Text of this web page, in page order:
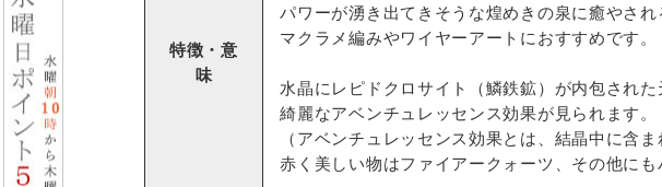
特徴・意
味
パワーが湧き出てきそうな煌めきの泉に癒やされ
マクラメ編みやワイヤーアートにおすすめです。
水晶にレピドクロサイト（鱗鉄鉱）が内包された
綺麗なアベンチュレッセンス効果が見られます。
（アベンチュレッセンス効果とは、結晶中に含
赤く美しい物はファイアークォーツ、その他に